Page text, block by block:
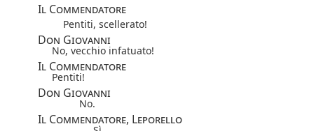
Il Commendatore
Pentiti, scellerato!
Don Giovanni
No, vecchio infatuato!
Il Commendatore
Pentiti!
Don Giovanni
No.
Il Commendatore, Leporello